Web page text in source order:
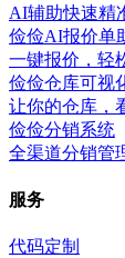
AI辅助快速精
俭俭AI报价单
一键报价，轻
俭俭仓库可视
让你的仓库，
俭俭分销系统
全渠道分销管
服务
代码定制